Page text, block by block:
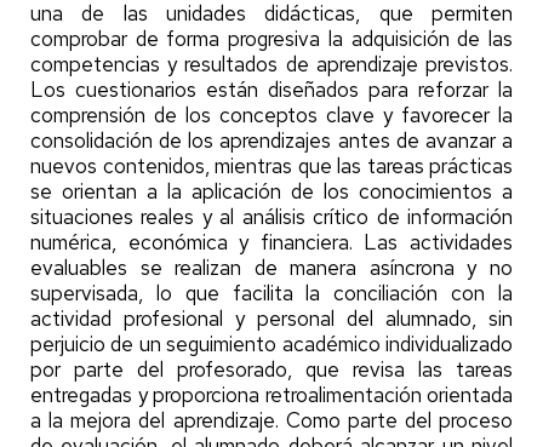
una de las unidades didácticas, que permiten
comprobar de forma progresiva la adquisición de las
competencias y resultados de aprendizaje previstos.
Los cuestionarios están diseñados para reforzar la
comprensión de los conceptos clave y favorecer la
consolidación de los aprendizajes antes de avanzar a
nuevos contenidos, mientras que las tareas prácticas
se orientan a la aplicación de los conocimientos a
situaciones reales y al análisis crítico de información
numérica, económica y financiera. Las actividades
evaluables se realizan de manera asíncrona y no
supervisada, lo que facilita la conciliación con la
actividad profesional y personal del alumnado, sin
perjuicio de un seguimiento académico individualizado
por parte del profesorado, que revisa las tareas
entregadas y proporciona retroalimentación orientada
a la mejora del aprendizaje. Como parte del proceso